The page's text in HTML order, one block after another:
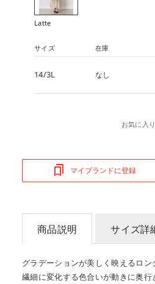
Latte
サイズ 在庫
14/3L なし
お気に入
マイブランドに登録
商品説明 サイズ詳
グラデーションが美しく映えるロン
繊細に変化する色合いが動きに奥行